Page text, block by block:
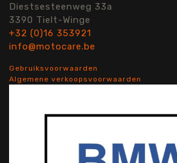
Diestsesteenweg 33a
3390 Tielt-Winge
+32 (0)16 353921
info@motocare.be
Gebruiksvoorwaarden
Algemene verkoopsvoorwaarden